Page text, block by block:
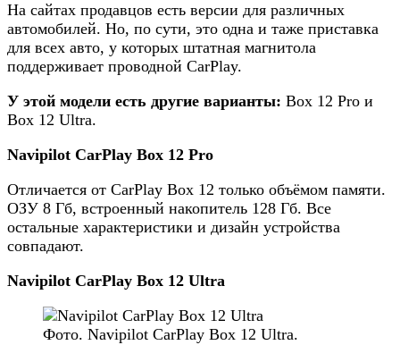
На сайтах продавцов есть версии для различных
автомобилей. Но, по сути, это одна и таже приставка
для всех авто, у которых штатная магнитола
поддерживает проводной CarPlay.
У этой модели есть другие варианты: Box 12 Pro и
Box 12 Ultra.
Navipilot CarPlay Box 12 Pro
Отличается от CarPlay Box 12 только объёмом памяти.
ОЗУ 8 Гб, встроенный накопитель 128 Гб. Все
остальные характеристики и дизайн устройства
совпадают.
Navipilot CarPlay Box 12 Ultra
Фото. Navipilot CarPlay Box 12 Ultra.